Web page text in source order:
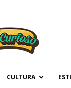
CULTURA